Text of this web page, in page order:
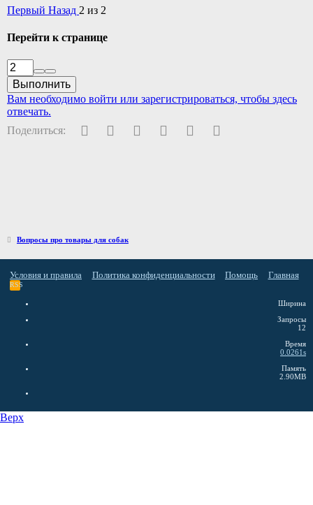
Первый Назад 2 из 2
Перейти к странице
Выполнить
Вам необходимо войти или зарегистрироваться, чтобы здесь
отвечать.
Поделиться:
FacebookTwitter PinterestWhatsAppЭлектронная почта
Вопросы про товары для собак
Условия и правила Политика конфиденциальности Помощь Главная
RSS
Ширина
Запросы
12
Время
0.0261s
Память
2.90MB
Верх